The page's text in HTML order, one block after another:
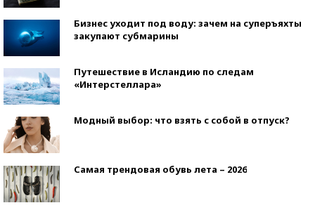
Бизнес уходит под воду: зачем на суперъяхты
закупают субмарины
Путешествие в Исландию по следам
«Интерстеллара»
Модный выбор: что взять с собой в отпуск?
Самая трендовая обувь лета – 2026